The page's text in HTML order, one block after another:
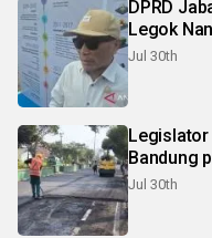
DPRD
Legok
Jul 30th
Legislator : Rekonstruksi Jalan
Bandung
Jul 30th